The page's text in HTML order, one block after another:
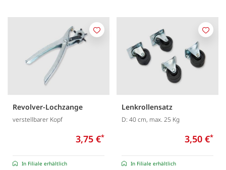
Revolver-Lochzange
verstellbarer Kopf
3,75 €*
In Filiale erhältlich
Merken
Lenkrollensatz
D: 40 cm, max. 25 Kg
3,50 €*
In Filiale erhältlich